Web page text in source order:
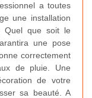
a toutes
une installation
Quel que soit le
une pose
correctement
de pluie. Une
de votre
sa beauté. A